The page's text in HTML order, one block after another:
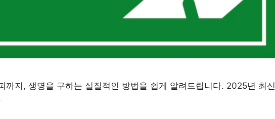
까지, 생명을 구하는 실질적인 방법을 쉽게 알려드립니다. 2025년 최신